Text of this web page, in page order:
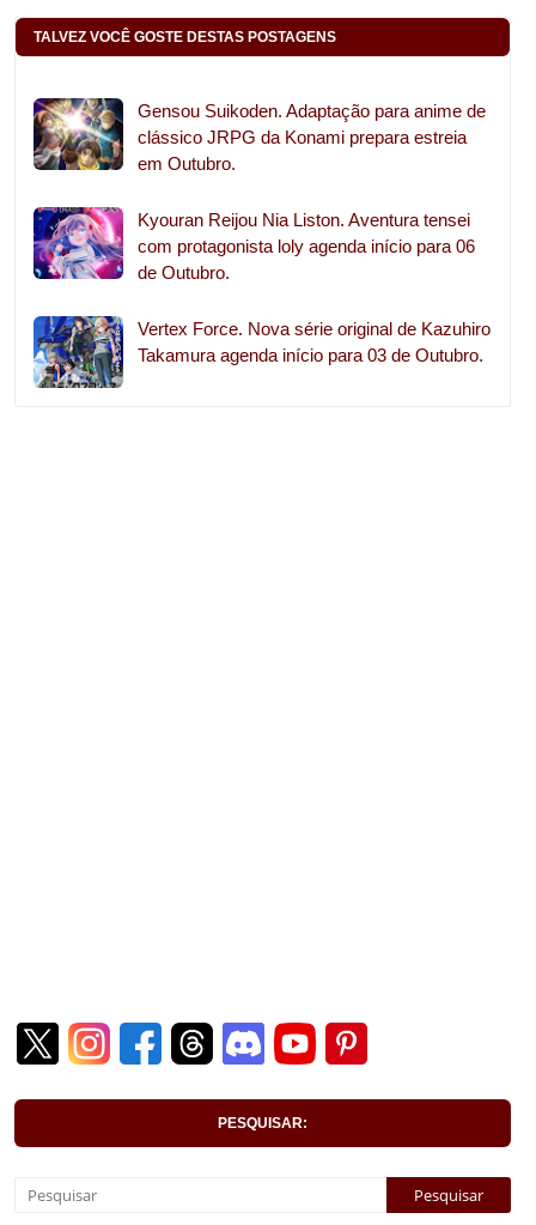
TALVEZ VOCÊ GOSTE DESTAS POSTAGENS
Gensou Suikoden. Adaptação para anime de
clássico JRPG da Konami prepara estreia
em Outubro.
Kyouran Reijou Nia Liston. Aventura tensei
com protagonista loly agenda início para 06
de Outubro.
Vertex Force. Nova série original de Kazuhiro
Takamura agenda início para 03 de Outubro.
PESQUISAR: